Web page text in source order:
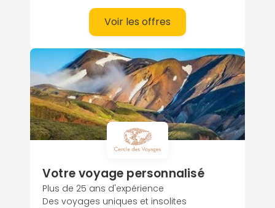
Voir les offres
Votre voyage personnalisé
Plus de 25 ans d'expérience
Des voyages uniques et insolites